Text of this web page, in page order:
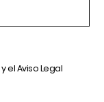
y elAviso Legal